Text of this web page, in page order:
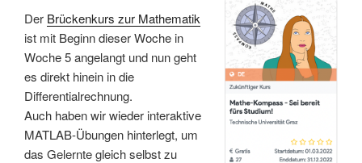
Der Brückenkurs zur Mathematik
ist mit Beginn dieser Woche in
Woche 5 angelangt und nun geht
es direkt hinein in die
Differentialrechnung.
Auch haben wir wieder interaktive
MATLAB-Übungen hinterlegt, um
das Gelernte gleich selbst zu